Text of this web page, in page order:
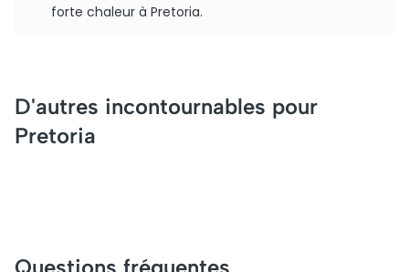
forte chaleur à Pretoria.
D'autres incontournables pour
Pretoria